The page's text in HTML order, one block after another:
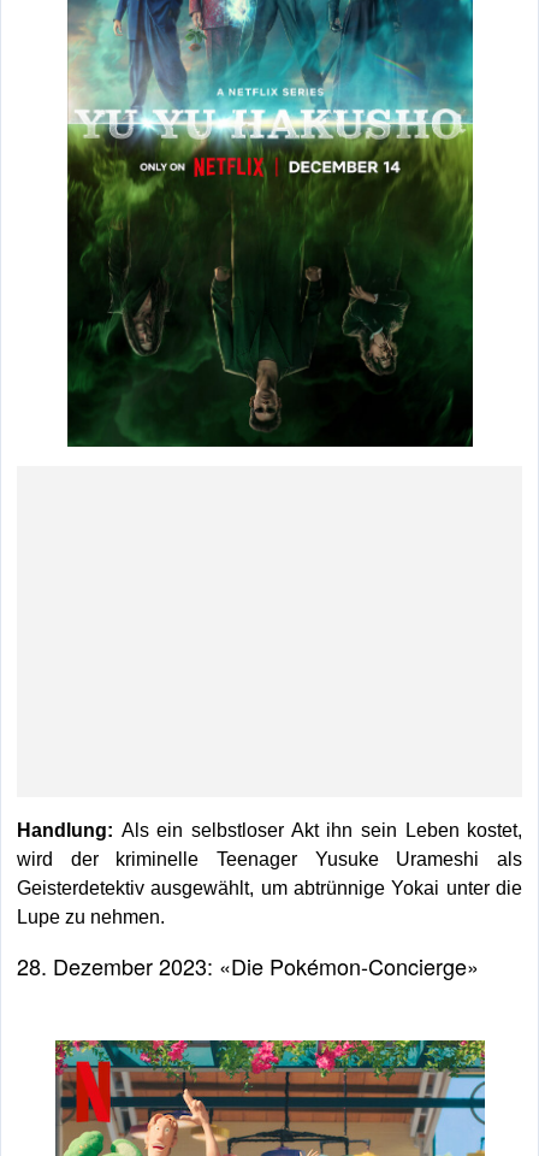
Handlung: Als ein selbstloser Akt ihn sein Leben kostet,
wird der kriminelle Teenager Yusuke Urameshi als
Geisterdetektiv ausgewählt, um abtrünnige Yokai unter die
Lupe zu nehmen.
28. Dezember 2023: «Die Pokémon-Concierge»